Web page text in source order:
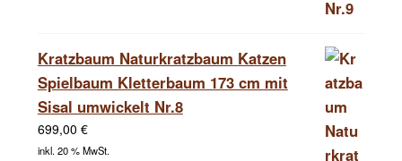
Kratzbaum Naturkratzbaum Katzen
Spielbaum Kletterbaum 173 cm mit
Sisal umwickelt Nr.8
699,00 €
inkl. 20 % MwSt.